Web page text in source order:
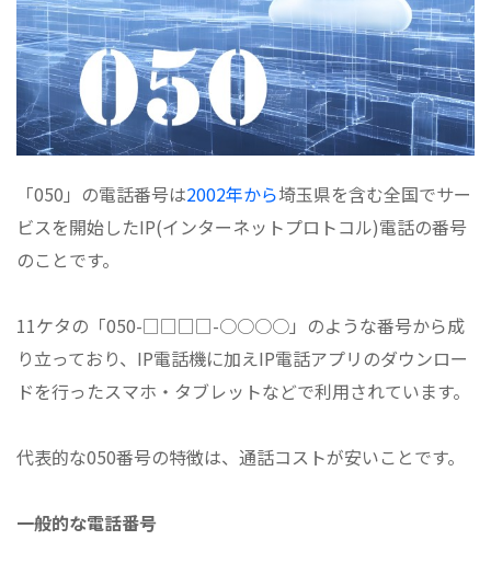
「050」の電話番号は2002年から埼玉県を含む全国でサー
ビスを開始したIP(インターネットプロトコル)電話の番号
のことです。
11ケタの「050-□□□□-○○○○」のような番号から成
り立っており、IP電話機に加えIP電話アプリのダウンロー
ドを行ったスマホ・タブレットなどで利用されています。
代表的な050番号の特徴は、通話コストが安いことです。
一般的な電話番号